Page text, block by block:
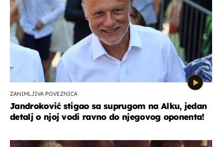
ZANIMLJIVA POVEZNICA
Jandroković stigao sa suprugom na Alku, jedan
detalj o njoj vodi ravno do njegovog oponenta!